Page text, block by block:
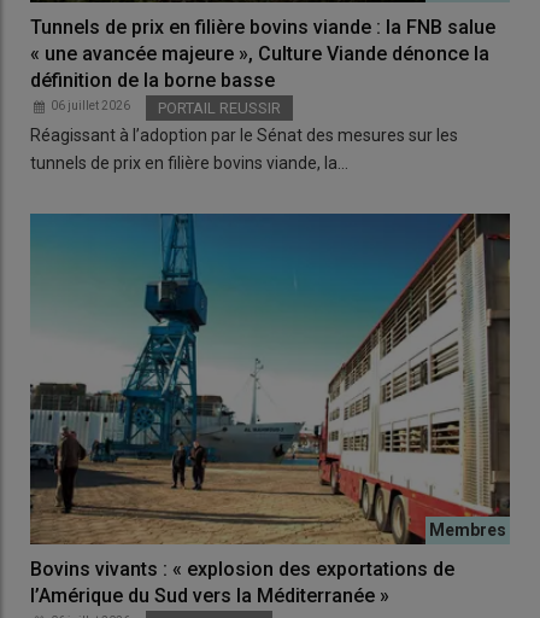
Tunnels de prix en filière bovins viande : la FNB salue
« une avancée majeure », Culture Viande dénonce la
définition de la borne basse
06 juillet 2026 PORTAIL REUSSIR
Réagissant à l’adoption par le Sénat des mesures sur les
tunnels de prix en filière bovins viande, la…
Bovins vivants : « explosion des exportations de
l’Amérique du Sud vers la Méditerranée »